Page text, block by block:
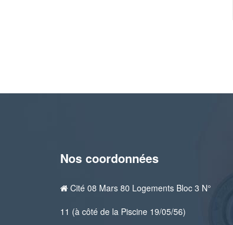
Nos coordonnées
Cité 08 Mars 80 Logements Bloc 3 N°
11 (à côté de la Piscine 19/05/56)